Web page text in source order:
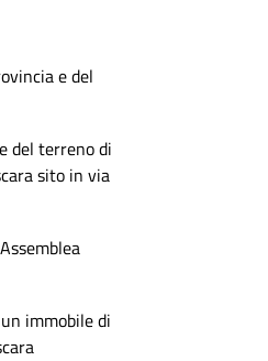
e del
del terreno di
sito in via
immobile di